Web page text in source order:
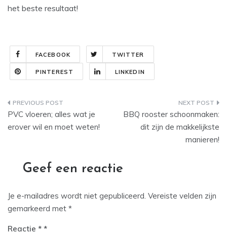
het beste resultaat!
FACEBOOK TWITTER
PINTEREST LINKEDIN
Bericht
navigatie
PVC vloeren; alles wat je
erover wil en moet weten!
BBQ rooster schoonmaken:
dit zijn de makkelijkste
manieren!
Geef een reactie
Je e-mailadres wordt niet gepubliceerd. Vereiste velden zijn
gemarkeerd met *
Reactie *